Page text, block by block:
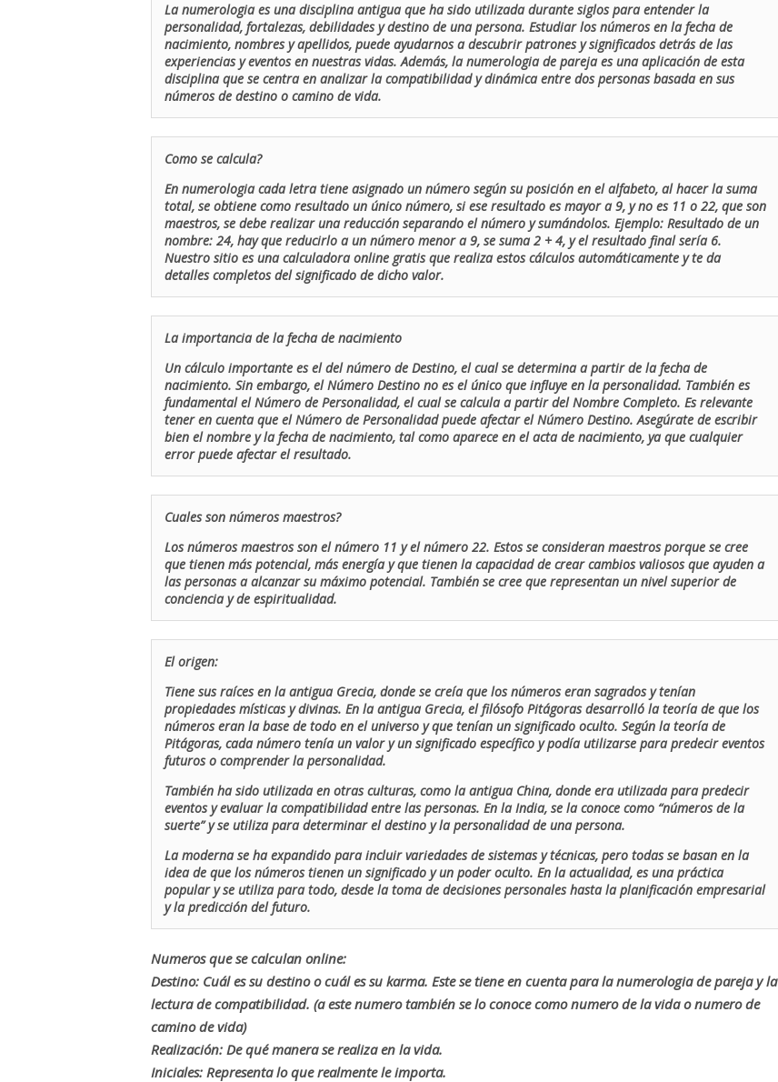
La numerologia es una disciplina antigua que ha sido utilizada durante siglos para entender la
personalidad, fortalezas, debilidades y destino de una persona. Estudiar los números en la fecha de
nacimiento, nombres y apellidos, puede ayudarnos a descubrir patrones y significados detrás de las
experiencias y eventos en nuestras vidas. Además, la numerologia de pareja es una aplicación de esta
disciplina que se centra en analizar la compatibilidad y dinámica entre dos personas basada en sus
números de destino o camino de vida.
Como se calcula?
En numerologia cada letra tiene asignado un número según su posición en el alfabeto, al hacer la suma
total, se obtiene como resultado un único número, si ese resultado es mayor a 9, y no es 11 o 22, que son
maestros, se debe realizar una reducción separando el número y sumándolos. Ejemplo: Resultado de un
nombre: 24, hay que reducirlo a un número menor a 9, se suma 2 + 4, y el resultado final sería 6.
Nuestro sitio es una calculadora online gratis que realiza estos cálculos automáticamente y te da
detalles completos del significado de dicho valor.
La importancia de la fecha de nacimiento
Un cálculo importante es el del número de Destino, el cual se determina a partir de la fecha de
nacimiento. Sin embargo, el Número Destino no es el único que influye en la personalidad. También es
fundamental el Número de Personalidad, el cual se calcula a partir del Nombre Completo. Es relevante
tener en cuenta que el Número de Personalidad puede afectar el Número Destino. Asegúrate de escribir
bien el nombre y la fecha de nacimiento, tal como aparece en el acta de nacimiento, ya que cualquier
error puede afectar el resultado.
Cuales son números maestros?
Los números maestros son el número 11 y el número 22. Estos se consideran maestros porque se cree
que tienen más potencial, más energía y que tienen la capacidad de crear cambios valiosos que ayuden a
las personas a alcanzar su máximo potencial. También se cree que representan un nivel superior de
conciencia y de espiritualidad.
El origen:
Tiene sus raíces en la antigua Grecia, donde se creía que los números eran sagrados y tenían
propiedades místicas y divinas. En la antigua Grecia, el filósofo Pitágoras desarrolló la teoría de que los
números eran la base de todo en el universo y que tenían un significado oculto. Según la teoría de
Pitágoras, cada número tenía un valor y un significado específico y podía utilizarse para predecir eventos
futuros o comprender la personalidad.
También ha sido utilizada en otras culturas, como la antigua China, donde era utilizada para predecir
eventos y evaluar la compatibilidad entre las personas. En la India, se la conoce como “números de la
suerte” y se utiliza para determinar el destino y la personalidad de una persona.
La moderna se ha expandido para incluir variedades de sistemas y técnicas, pero todas se basan en la
idea de que los números tienen un significado y un poder oculto. En la actualidad, es una práctica
popular y se utiliza para todo, desde la toma de decisiones personales hasta la planificación empresarial
y la predicción del futuro.
Numeros que se calculan online:
Destino: Cuál es su destino o cuál es su karma. Este se tiene en cuenta para la numerologia de pareja y la
lectura de compatibilidad. (a este numero también se lo conoce como numero de la vida o numero de
camino de vida)
Realización: De qué manera se realiza en la vida.
Iniciales: Representa lo que realmente le importa.